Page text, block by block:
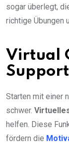
sogar überlegt,
richtige Übungen
Virtual
Support
Starten mit einer
schwer.
helfen. Diese
fördern die